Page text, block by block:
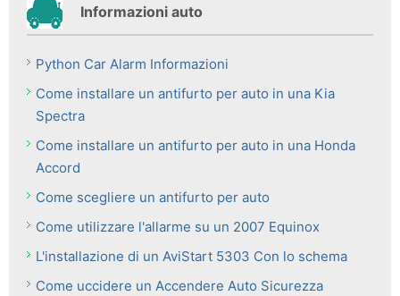
Informazioni auto
Python Car Alarm Informazioni
Come installare un antifurto per auto in una Kia
Spectra
Come installare un antifurto per auto in una Honda
Accord
Come scegliere un antifurto per auto
Come utilizzare l'allarme su un 2007 Equinox
L'installazione di un AviStart 5303 Con lo schema
Come uccidere un Accendere Auto Sicurezza